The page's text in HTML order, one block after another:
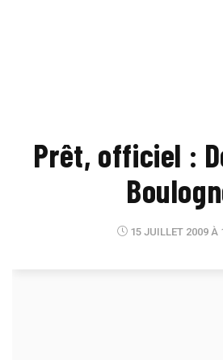
Prêt, officiel :
15 JUILLET 2009 À